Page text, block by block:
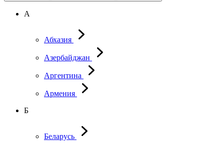
А
Абхазия
Азербайджан
Аргентина
Армения
Б
Беларусь